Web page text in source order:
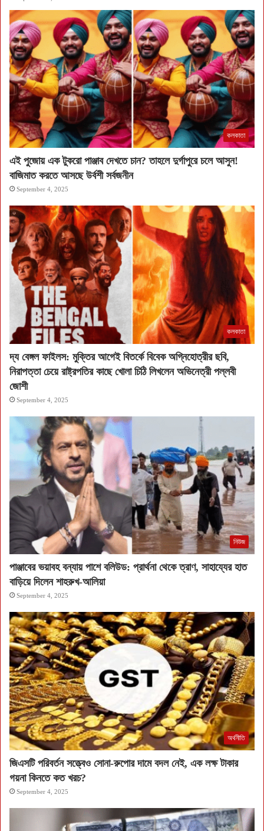
কলকাতা
এই পুজোয় এক টুকরো পাঞ্জাব দেখতে চান? তাহলে দুর্গাপুরে চলে আসুন!
বাজিমাত করতে আসছে উর্বশী সর্বজনীন
September 4, 2025
কলকাতা
দ্য বেঙ্গল ফাইলস: মুক্তির আগেই বিতর্কে বিবেক অগ্নিহোত্রীর ছবি,
নিরাপত্তা চেয়ে রাষ্ট্রপতির কাছে খোলা চিঠি লিখলেন অভিনেত্রী পল্লবী
জোশী
September 4, 2025
নিউজ
পাঞ্জাবের ভয়াবহ বন্যায় পাশে বলিউড: প্রার্থনা থেকে ত্রাণ, সাহায্যের হাত
বাড়িয়ে দিলেন শাহরুখ-আলিয়া
September 4, 2025
অর্থনীতি
জিএসটি পরিবর্তন সত্ত্বেও সোনা-রুপোর দামে বদল নেই, এক লক্ষ টাকার
গয়না কিনতে কত খরচ?
September 4, 2025